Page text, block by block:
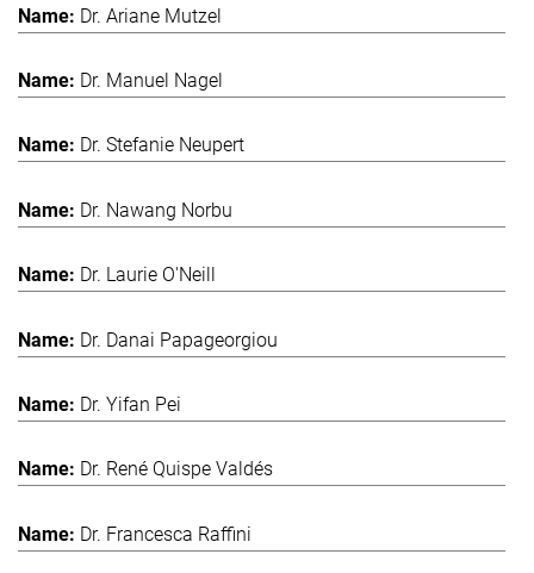
Dr. Ariane Mutzel
Dr. Manuel Nagel
Dr. Stefanie Neupert
Dr. Nawang Norbu
Dr. Laurie O'Neill
Dr. Danai Papageorgiou
Dr. Yifan Pei
Dr. René Quispe Valdés
Dr. Francesca Raffini